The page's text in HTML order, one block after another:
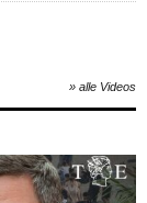
» alle Videos